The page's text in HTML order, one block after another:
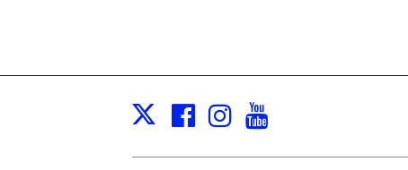
X Facebook
Instagram